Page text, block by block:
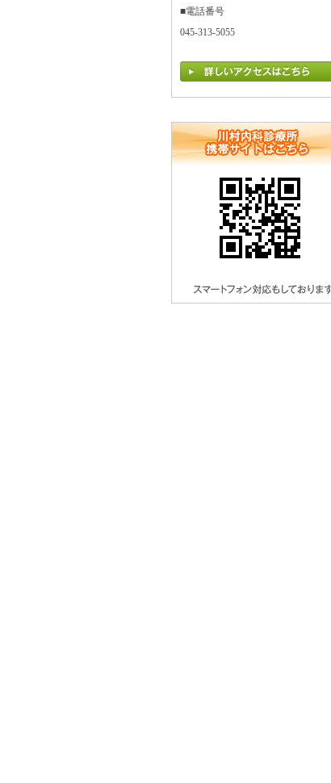
■電話番号
045-313-5055